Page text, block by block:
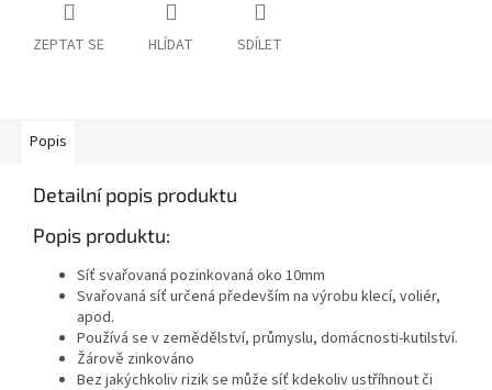
ZEPTAT SE HLÍDAT SDÍLET
Popis
Detailní popis produktu
Popis produktu:
Síť svařovaná pozinkovaná oko 10mm
Svařovaná síť určená především na výrobu klecí, voliér,
apod.
Používá se v zemědělství, průmyslu, domácnosti-kutilství.
Žárově zinkováno
Bez jakýchkoliv rizik se může síť kdekoliv ustříhnout či